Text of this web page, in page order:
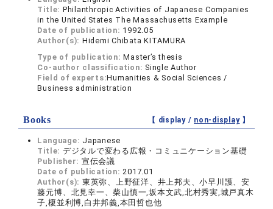
Title: Philanthropic Activities of Japanese Companies
in the United States The Massachusetts Example
Date of publication: 1992.05
Author(s): Hidemi Chibata KITAMURA
Type of publication:Master’s thesis
Co-author classification: Single Author
Field of experts:Humanities & Social Sciences /
Business administration
Books 【 display / non-display】
Language: Japanese
Title: デジタルで変わる広報・コミュニケーション基礎
Publisher: 宣伝会議
Date of publication:2017.01
Author(s): 東英弥、上野征洋、井上邦夫、小早川護、安
藤元博、北見幸一、柴山慎一,坂本文武,北村秀実,城戸真木
子,榎並利博,白井邦義,本田哲也他